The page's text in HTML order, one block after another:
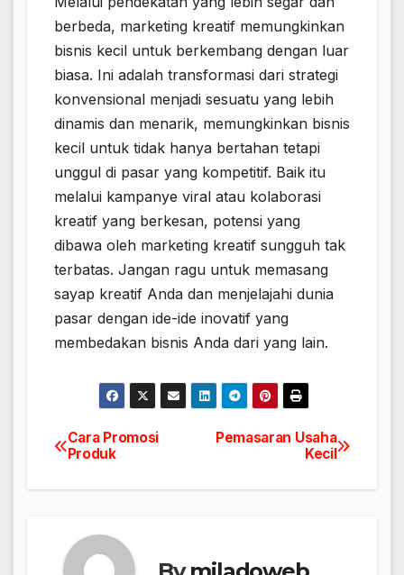
berbeda, marketing kreatif memungkinkan
bisnis kecil untuk berkembang dengan luar
biasa. Ini adalah transformasi dari strategi
konvensional menjadi sesuatu yang lebih
dinamis dan menarik, memungkinkan bisnis
kecil untuk tidak hanya bertahan tetapi
unggul di pasar yang kompetitif. Baik itu
melalui kampanye viral atau kolaborasi
kreatif yang berkesan, potensi yang
dibawa oleh marketing kreatif sungguh tak
terbatas. Jangan ragu untuk memasang
sayap kreatif Anda dan menjelajahi dunia
pasar dengan ide-ide inovatif yang
membedakan bisnis Anda dari yang lain.
Navigasi
pos
Pemasaran Usaha
Kecil
Cara Promosi
Produk